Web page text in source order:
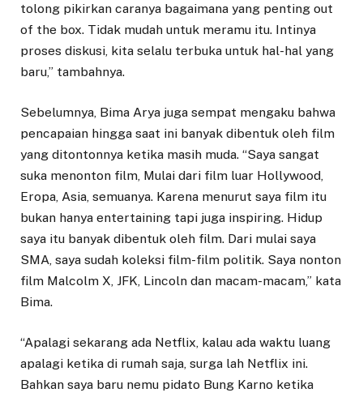
tolong pikirkan caranya bagaimana yang penting out
of the box. Tidak mudah untuk meramu itu. Intinya
proses diskusi, kita selalu terbuka untuk hal-hal yang
baru,” tambahnya.
Sebelumnya, Bima Arya juga sempat mengaku bahwa
pencapaian hingga saat ini banyak dibentuk oleh film
yang ditontonnya ketika masih muda. “Saya sangat
suka menonton film, Mulai dari film luar Hollywood,
Eropa, Asia, semuanya. Karena menurut saya film itu
bukan hanya entertaining tapi juga inspiring. Hidup
saya itu banyak dibentuk oleh film. Dari mulai saya
SMA, saya sudah koleksi film-film politik. Saya nonton
film Malcolm X, JFK, Lincoln dan macam-macam,” kata
Bima.
“Apalagi sekarang ada Netflix, kalau ada waktu luang
apalagi ketika di rumah saja, surga lah Netflix ini.
Bahkan saya baru nemu pidato Bung Karno ketika